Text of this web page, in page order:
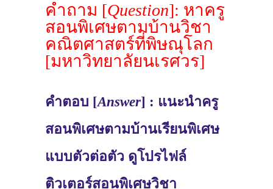
คำถาม [Question]: หาครู
สอนพิเศษตามบ้านวิชา
คณิตศาสตร์ที่พิษณุโลก
[มหาวิทยาลัยนเรศวร]
คำตอบ [Answer] : แนะนำครู
สอนพิเศษตามบ้านเรียนพิเศษ
แบบตัวต่อตัว ดูโปรไฟล์
ติวเตอร์สอนพิเศษวิชา